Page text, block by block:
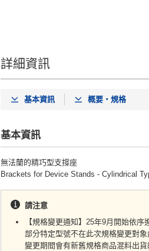
詳細資訊
基本資訊 概要・規格
基本資訊
無法蘭的精巧型支撐座
Brackets for Device Stands - Cylindrical
請注意
【規格變更通知】25年9月開始依
部分特定型號不在此次規格變更對
變更期間會有新舊規格商品混料出